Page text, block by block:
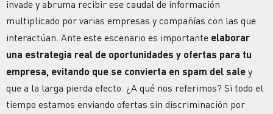
invade y abruma recibir ese caudal de información
multiplicado por varias empresas y compañías con las que
interactúan. Ante este escenario es importante elaborar
una estrategia real de oportunidades y ofertas para tu
empresa, evitando que se convierta en spam del sale y
que a la larga pierda efecto. ¿A qué nos referimos? Si todo el
tiempo estamos enviando ofertas sin discriminación por